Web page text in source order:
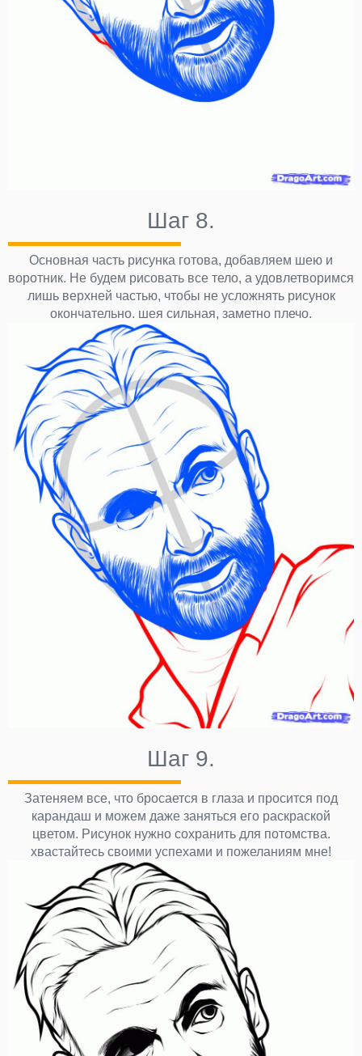
Шаг 8.
Основная часть рисунка готова, добавляем шею и
воротник. Не будем рисовать все тело, а удовлетворимся
лишь верхней частью, чтобы не усложнять рисунок
окончательно. шея сильная, заметно плечо.
Шаг 9.
Затеняем все, что бросается в глаза и просится под
карандаш и можем даже заняться его раскраской
цветом. Рисунок нужно сохранить для потомства.
хвастайтесь своими успехами и пожеланиям мне!